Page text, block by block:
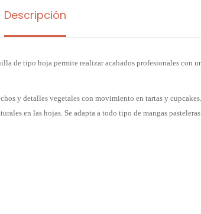
Descripción
de tipo hoja permite realizar acabados profesionales con
y detalles vegetales con movimiento en tartas y
en las hojas. Se adapta a todo tipo de mangas